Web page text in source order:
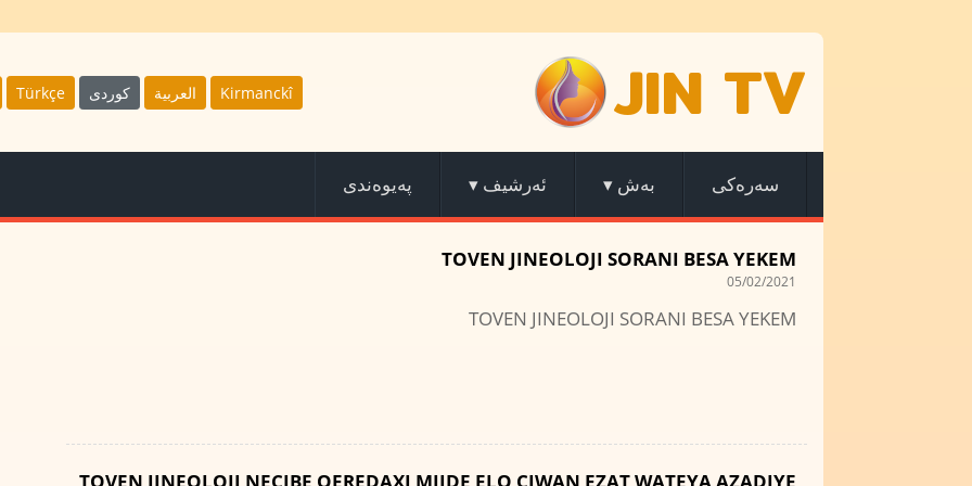
JIN TV
Türkçe كوردى العربية Kirmanckî
سەرەکی بەش ▾ ئەرشیف ▾ پەیوەندی
TOVEN JINEOLOJI SORANI BESA YEKEM
05/02/2021
TOVEN JINEOLOJI SORANI BESA YEKEM